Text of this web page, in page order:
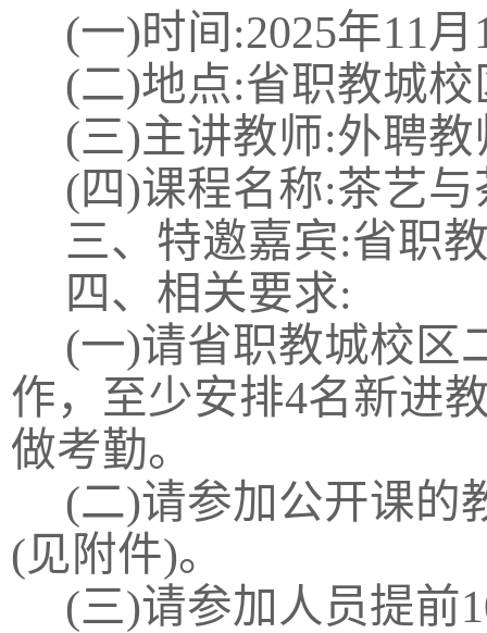
(一)时间:2025年11
(二)地点:省职教城
(三)主讲教师:外聘
(四)课程名称:茶艺与
三、特邀嘉宾:省职
四、相关要求:
(一)请省职教城校区
作，至少安排4名新进
做考勤。
(二)请参加公开课的
(见附件)。
(三)请参加人员提前